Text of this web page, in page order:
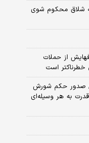
شلاق محکوم شوی
از حملات
خطرناکتر است
صدور حکم شورش
به هر وسیله‌ای